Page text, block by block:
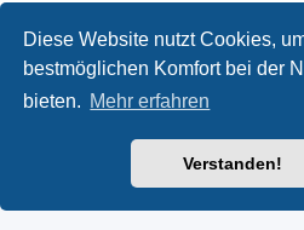
Diese Website nutzt Cookies,
bestmöglichen Komfort bei der
bieten. Mehr erfahren
Verstanden!
Powered byphpBB ® Forum
Deutsche Übersetzung
Datenschutz
Datenschutzbestimmungen und